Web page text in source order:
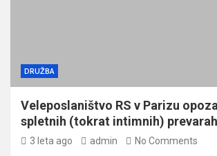
DRUŽBA
Veleposlaništvo RS v Parizu
spletnih (tokrat intimnih) prevarah
3 leta ago admin No Comments